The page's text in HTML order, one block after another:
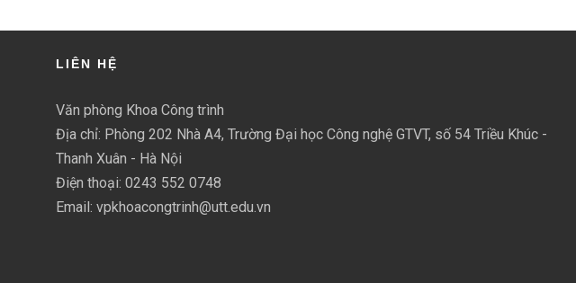
LIÊN HỆ
Văn phòng Khoa Công trình
Địa chỉ: Phòng 202 Nhà A4, Trường Đại học Công nghệ GTVT, số 54 Triều Khúc -
Thanh Xuân - Hà Nội
Điện thoại: 0243 552 0748
Email: vpkhoacongtrinh@utt.edu.vn